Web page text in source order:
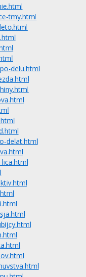
tmy.html
delu.html
delat.html